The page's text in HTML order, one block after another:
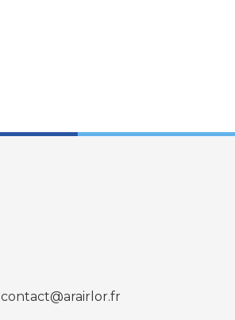
contact@arairlor.fr